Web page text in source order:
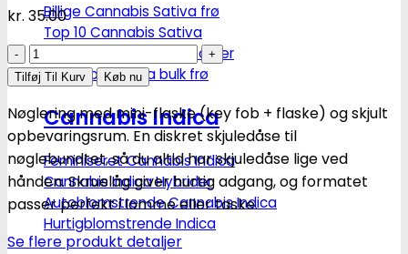
Billige Cannabis Sativa frø
Top 10 Cannabis Sativa
Cannabis Sativa mix-pakker
Cannabis Sativa bulk frø
Cannabis Indica
Feminiseret Cannabis Indica
Cannabis Indica Hybrider
Autoblomstrende Cannabis Indica
Hurtigblomstrende Indica
kr. 35.00
Skjulekasse
–
med
mini-
flaske
(assorteret)
-
Subseed.dk
Tilføj Til Kurv Køb nu
Nøglering med mini-flaske (key fob + flaske) og skjult
opbevaringsrum. En diskret skjuledåse til
nøglebundtet, så du altid har skjuledåse lige ved
hånden. Skruelåg giver hurtig adgang, og formatet
passer perfekt i lomme eller taske.
Se flere produkt detaljer